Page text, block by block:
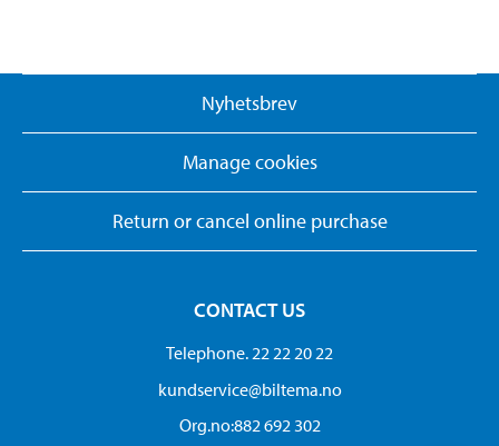
Nyhetsbrev
Manage cookies
Return or cancel online purchase
CONTACT US
Telephone. 22 22 20 22
kundservice@biltema.no
Org.no:882 692 302